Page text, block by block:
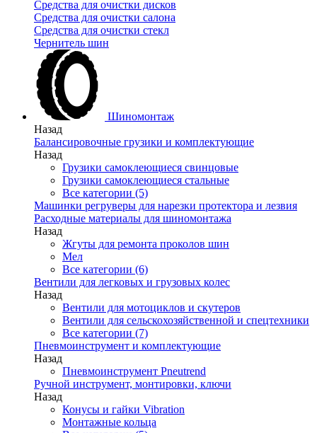
Средства для очистки дисков
Средства для очистки салона
Средства для очистки стекл
Чернитель шин
Шиномонтаж
Назад
Балансировочные грузики и комплектующие
Назад
Грузики самоклеющиеся свинцовые
Грузики самоклеющиеся стальные
Все категории (5)
Машинки регруверы для нарезки протектора и лезвия
Расходные материалы для шиномонтажа
Назад
Жгуты для ремонта проколов шин
Мел
Все категории (6)
Вентили для легковых и грузовых колес
Назад
Вентили для мотоциклов и скутеров
Вентили для сельскохозяйственной и спецтехники
Все категории (7)
Пневмоинструмент и комплектующие
Назад
Пневмоинструмент Pneutrend
Ручной инструмент, монтировки, ключи
Назад
Конусы и гайки Vibration
Монтажные кольца